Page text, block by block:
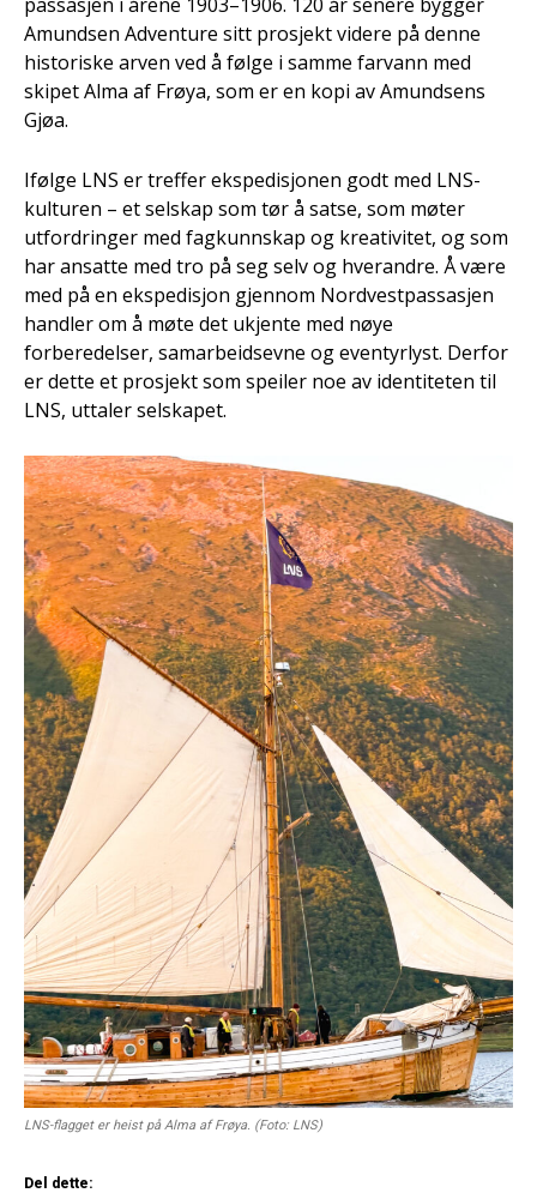
Amundsen Adventure sitt prosjekt videre på denne
historiske arven ved å følge i samme farvann med
skipet Alma af Frøya, som er en kopi av Amundsens
Gjøa.
Ifølge LNS er treffer ekspedisjonen godt med LNS-
kulturen – et selskap som tør å satse, som møter
utfordringer med fagkunnskap og kreativitet, og som
har ansatte med tro på seg selv og hverandre. Å være
med på en ekspedisjon gjennom Nordvestpassasjen
handler om å møte det ukjente med nøye
forberedelser, samarbeidsevne og eventyrlyst. Derfor
er dette et prosjekt som speiler noe av identiteten til
LNS, uttaler selskapet.
LNS-flagget er heist på Alma af Frøya. (Foto: LNS)
Del dette: